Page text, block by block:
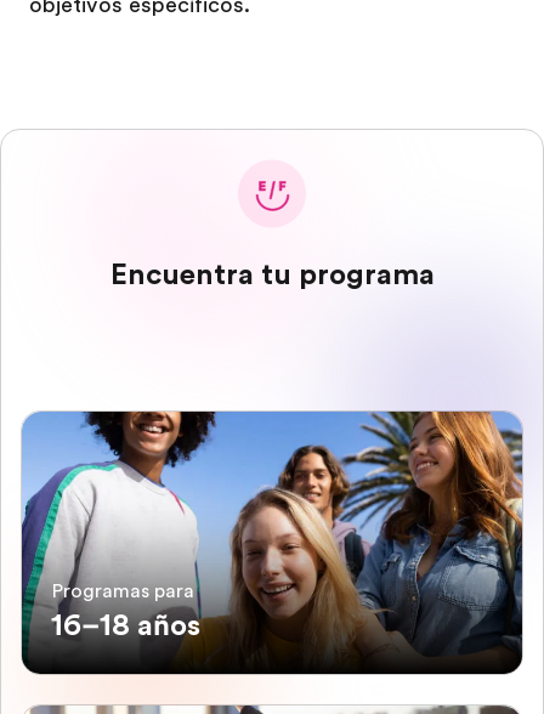
objetivos específicos.
Encuentra tu programa
Programas para
16–18 años